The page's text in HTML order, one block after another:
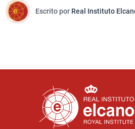
Escrito por Real Instituto